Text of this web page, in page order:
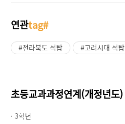
연관tag#
#전라북도 석탑 #고려시대 석탑
초등교과과정연계(개정년도)
· 3학년